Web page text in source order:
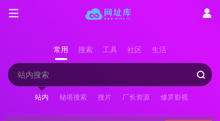
常用 搜索 工具 社区 生活
站内 秘塔搜索 搜片 厂长资源 修罗影视